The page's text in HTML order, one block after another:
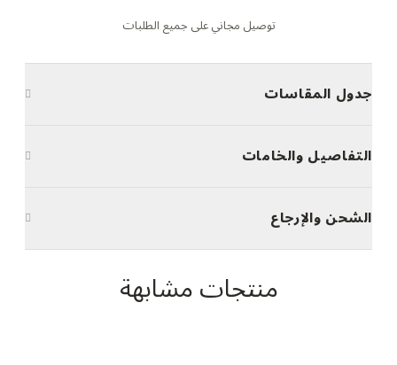
توصيل مجاني على جميع الطلبات
جدول المقاسات
التفاصيل والخامات
الشحن والإرجاع
منتجات مشابهة